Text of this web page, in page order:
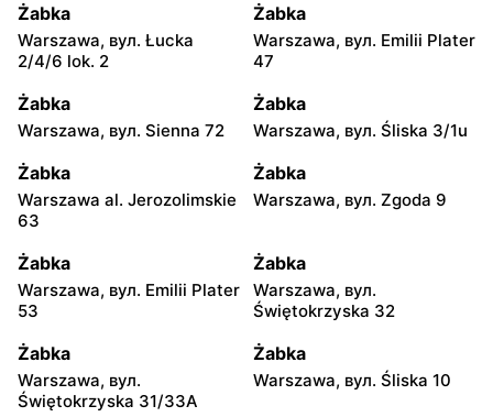
Żabka
Warszawa, вул. Łucka
2/4/6 lok. 2
Żabka
Warszawa, вул. Emilii Plater
47
Żabka
Warszawa, вул. Sienna 72
Żabka
Warszawa, вул. Śliska 3/1u
Żabka
Warszawa al. Jerozolimskie
63
Żabka
Warszawa, вул. Zgoda 9
Żabka
Warszawa, вул. Emilii Plater
53
Żabka
Warszawa, вул.
Świętokrzyska 32
Żabka
Warszawa, вул.
Świętokrzyska 31/33A
Żabka
Warszawa, вул. Śliska 10